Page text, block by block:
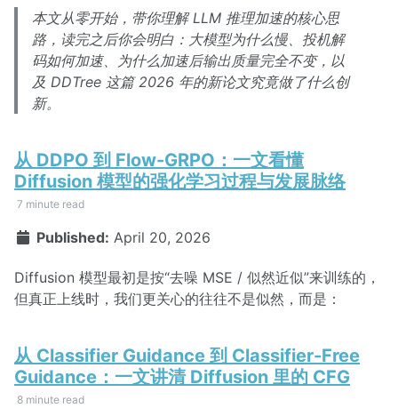
本文从零开始，带你理解 LLM 推理加速的核心思
路，读完之后你会明白：大模型为什么慢、投机解
码如何加速、为什么加速后输出质量完全不变，以
及 DDTree 这篇 2026 年的新论文究竟做了什么创
新。
从 DDPO 到 Flow-GRPO：一文看懂
Diffusion 模型的强化学习过程与发展脉络
7 minute read
Published: April 20, 2026
Diffusion 模型最初是按“去噪 MSE / 似然近似”来训练的，
但真正上线时，我们更关心的往往不是似然，而是：
从 Classifier Guidance 到 Classifier-Free
Guidance：一文讲清 Diffusion 里的 CFG
8 minute read